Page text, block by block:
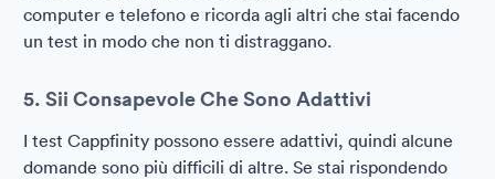
computer e telefono e ricorda agli altri che stai facendo
un test in modo che non ti distraggano.
5. Sii Consapevole Che Sono Adattivi
I test Cappfinity possono essere adattivi, quindi alcune
domande sono più difficili di altre. Se stai rispondendo